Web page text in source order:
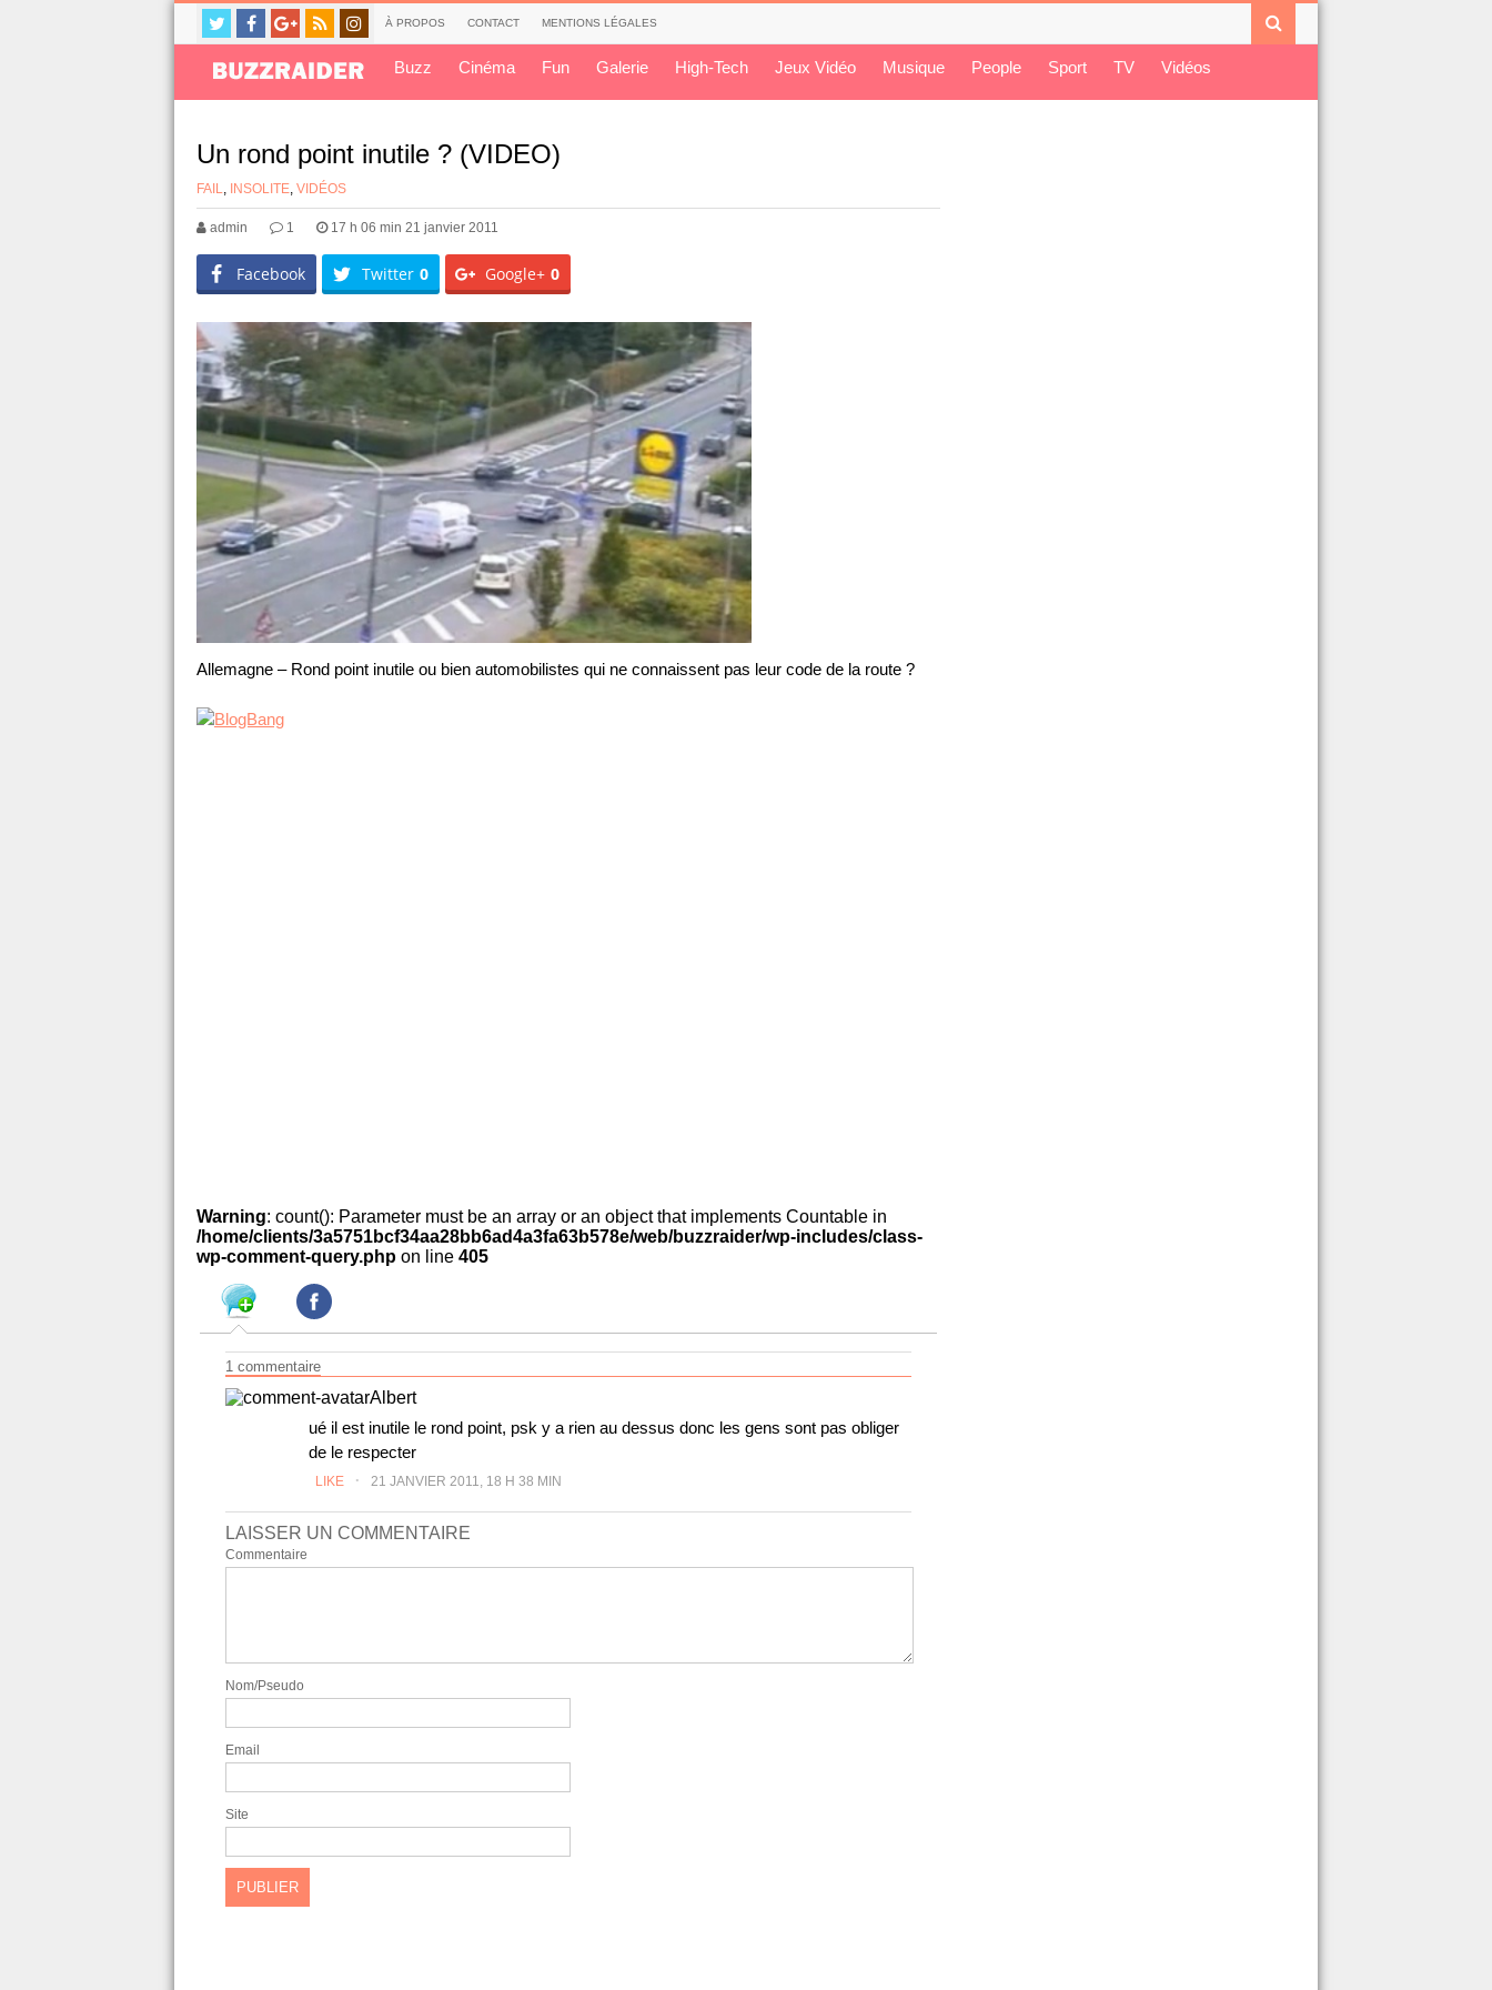
À PROPOS CONTACT MENTIONS LÉGALES
Buzz Cinéma Fun Galerie High-Tech Jeux Vidéo Musique People Sport TV Vidéos
Un rond point inutile ? (VIDEO)
FAIL, INSOLITE, VIDÉOS
admin 1 17 h 06 min 21 janvier 2011
Facebook Twitter 0 Google+ 0
Allemagne – Rond point inutile ou bien automobilistes qui ne connaissent pas leur code de la route ?
Warning: count(): Parameter must be an array or an object that implements Countable in
/home/clients/3a5751bcf34aa28bb6ad4a3fa63b578e/web/buzzraider/wp-includes/class-
wp-comment-query.php on line 405
1 commentaire
Albert
ué il est inutile le rond point, psk y a rien au dessus donc les gens sont pas obliger
de le respecter
LIKE . 21 JANVIER 2011, 18 H 38 MIN
LAISSER UN COMMENTAIRE
Commentaire
Nom/Pseudo
Email
Site